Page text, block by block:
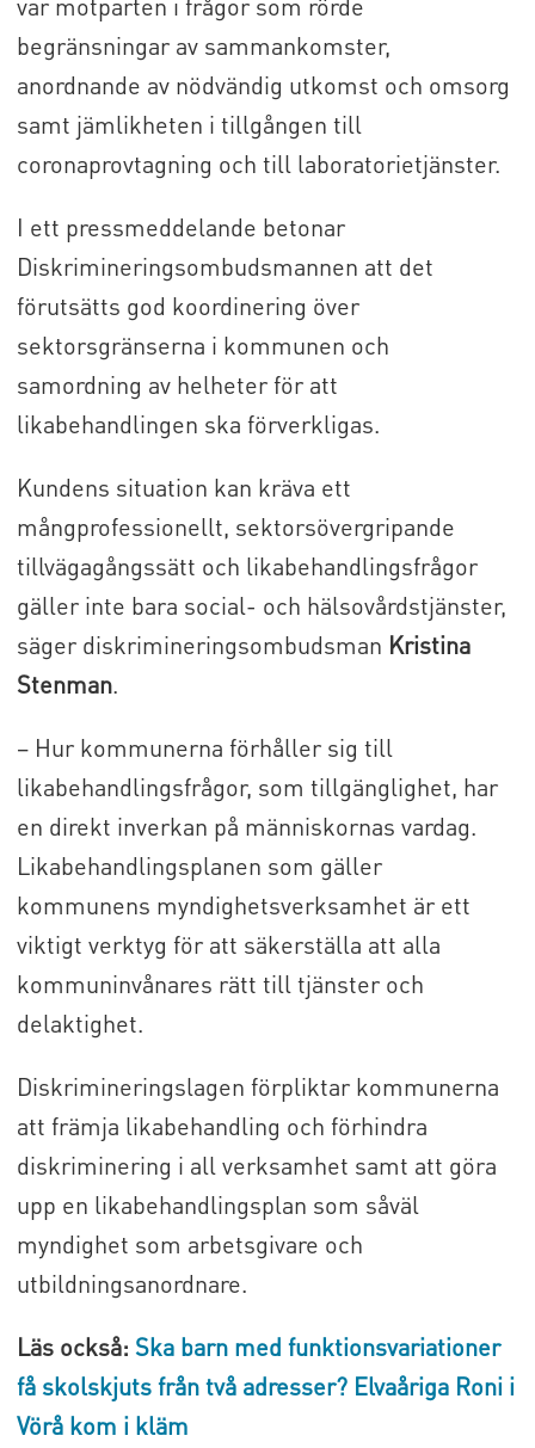
begränsningar av sammankomster,
anordnande av nödvändig utkomst och omsorg
samt jämlikheten i tillgången till
coronaprovtagning och till laboratorietjänster.
I ett pressmeddelande betonar
Diskrimineringsombudsmannen att det
förutsätts god koordinering över
sektorsgränserna i kommunen och
samordning av helheter för att
likabehandlingen ska förverkligas.
Kundens situation kan kräva ett
mångprofessionellt, sektorsövergripande
tillvägagångssätt och likabehandlingsfrågor
gäller inte bara social- och hälsovårdstjänster,
säger diskrimineringsombudsman Kristina
Stenman.
– Hur kommunerna förhåller sig till
likabehandlingsfrågor, som tillgänglighet, har
en direkt inverkan på människornas vardag.
Likabehandlingsplanen som gäller
kommunens myndighetsverksamhet är ett
viktigt verktyg för att säkerställa att alla
kommuninvånares rätt till tjänster och
delaktighet.
Diskrimineringslagen förpliktar kommunerna
att främja likabehandling och förhindra
diskriminering i all verksamhet samt att göra
upp en likabehandlingsplan som såväl
myndighet som arbetsgivare och
utbildningsanordnare.
Läs också: Ska barn med funktionsvariationer
få skolskjuts från två adresser? Elvaåriga Roni i
Vörå kom i kläm